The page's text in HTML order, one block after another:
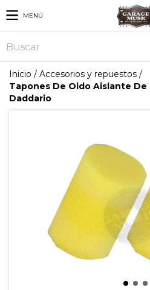
MENÚ
Inicio / Accesorios y repuestos /
Tapones De Oido Aislante
Daddario